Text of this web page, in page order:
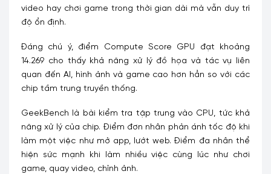
video hay chơi game trong thời gian dài mà vẫn duy trì
độ ổn định.
Đáng chú ý, điểm Compute Score GPU đạt khoảng
14.269 cho thấy khả năng xử lý đồ họa và tác vụ liên
quan đến AI, hình ảnh và game cao hơn hẳn so với các
chip tầm trung truyền thống.
GeekBench là bài kiểm tra tập trung vào CPU, tức khả
năng xử lý của chip. Điểm đơn nhân phản ánh tốc độ khi
làm một việc như mở app, lướt web. Điểm đa nhân thể
hiện sức mạnh khi làm nhiều việc cùng lúc như chơi
game, quay video, chỉnh ảnh.